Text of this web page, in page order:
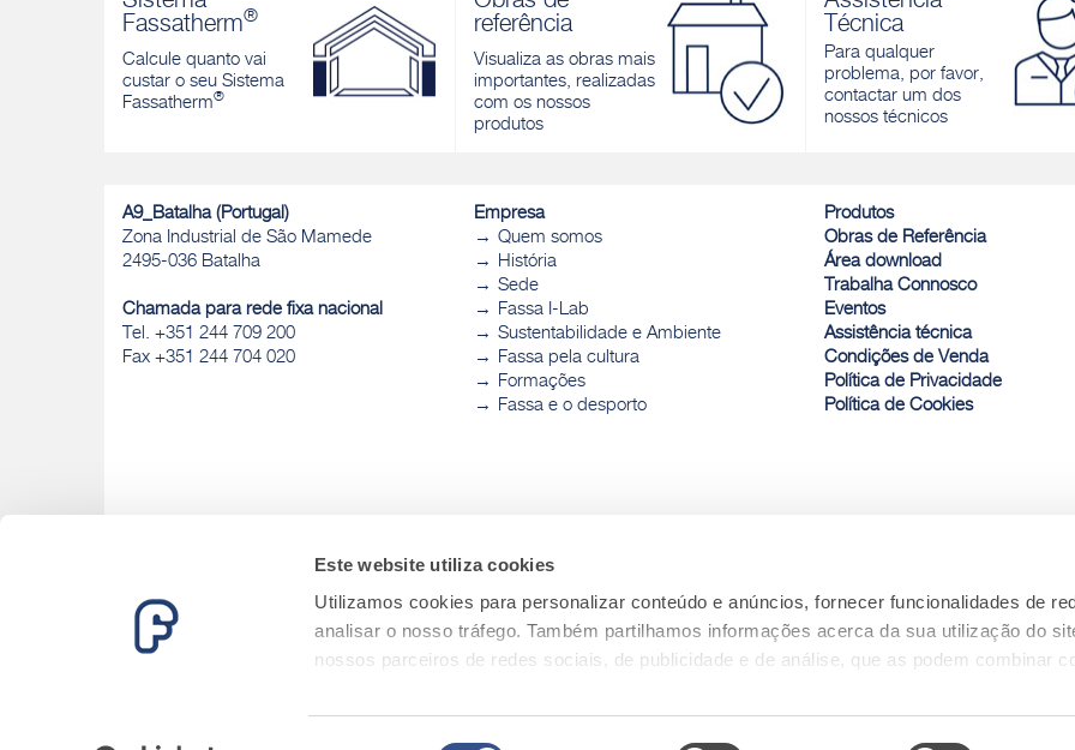
Este website utiliza cookies
Utilizamos cookies para personalizar conteúdo e anúncios, fornecer funcionalidades de
analisar o nosso tráfego. Também partilhamos informações acerca da sua utilização do
nossos parceiros de redes sociais, de publicidade e de análise, que as podem combinar
serviços.
assentamento em áreas interiores e
exteriores. Cor: cinza
Descobrir
interior e exterior
de cal e ligante hidráulico para
exteriores
Descobrir
Fassatherm®
Calcule quanto vai
custar o seu Sistema
Fassatherm®
referência
Visualiza as obras mais
importantes, realizadas
com os nossos
produtos
Técnica
Para qualquer
problema, por favor,
contactar um dos
nossos técnicos
A9_Batalha (Portugal)
Zona Industrial de São Mamede
2495-036 Batalha
Chamada para rede fixa nacional
Tel. +351 244 709 200
Fax +351 244 704 020
Empresa
Quem somos
História
Sede
Fassa I-Lab
Sustentabilidade e Ambiente
Fassa pela cultura
Formações
Fassa e o desporto
Produtos
Obras de Referência
Área download
Trabalha Connosco
Eventos
Assistência técnica
Condições de Venda
Política de Privacidade
Política de Cookies